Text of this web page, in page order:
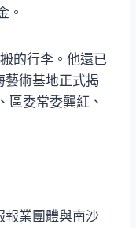
。
的行李。他還已
術基地正式揭
區委常委龔紅、
報業團體與南沙